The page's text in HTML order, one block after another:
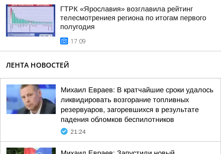
ГТРК «Ярославия» возглавила рейтинг
телесмотрениея региона по итогам первого
полугодия
17:09
ЛЕНТА НОВОСТЕЙ
Михаил Евраев: В кратчайшие сроки удалось
ликвидировать возгорание топливных
резервуаров, загоревшихся в результате
падения обломков беспилотников
21:24